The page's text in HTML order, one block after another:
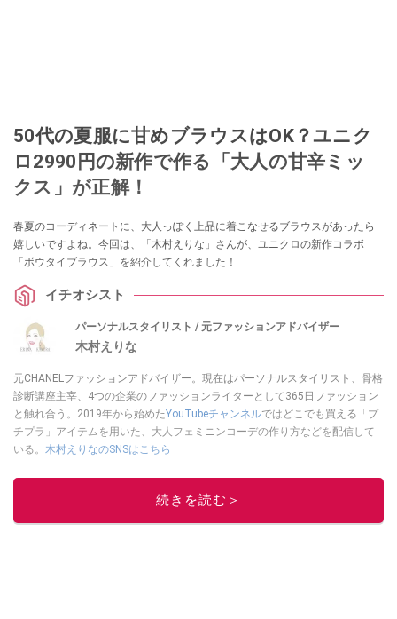
50代の夏服に甘めブラウスはOK？ユニク
ロ2990円の新作で作る「大人の甘辛ミッ
クス」が正解！
春夏のコーディネートに、大人っぽく上品に着こなせるブラウスがあったら
嬉しいですよね。今回は、「木村えりな」さんが、ユニクロの新作コラボ
「ボウタイブラウス」を紹介してくれました！
イチオシスト
パーソナルスタイリスト / 元ファッションアドバイザー
木村えりな
元CHANELファッションアドバイザー。現在はパーソナルスタイリスト、骨格
診断講座主宰、4つの企業のファッションライターとして365日ファッション
と触れ合う。2019年から始めたYouTubeチャンネルではどこでも買える「プ
チプラ」アイテムを用いた、大人フェミニンコーデの作り方などを配信して
いる。 木村えりなのSNSはこちら
このイチオシストの他の記事を読む
続きを読む＞